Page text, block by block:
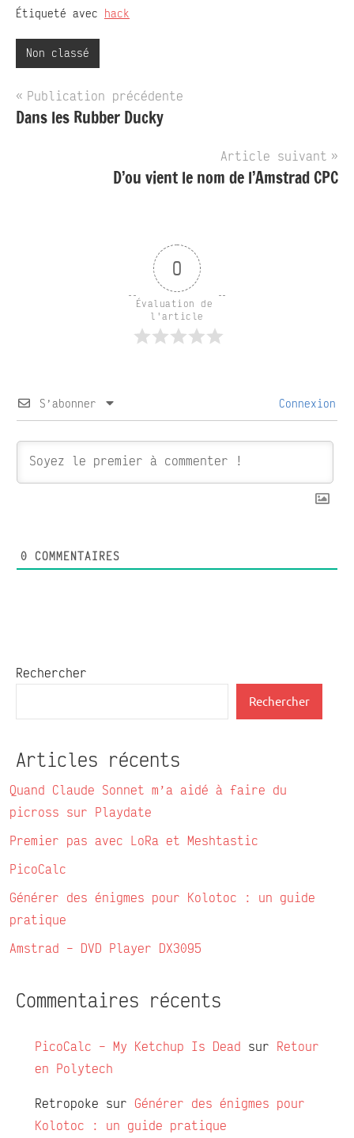
Étiqueté avec hack
Non classé
Navigation
de
Publication précédente
Dans les Rubber Ducky
Article suivant
D’ou vient le nom de l’Amstrad CPC
0
Évaluation de
l'article
S’abonner Connexion
0 COMMENTAIRES
Rechercher
Rechercher
Articles récents
Quand Claude Sonnet m’a aidé à faire du
picross sur Playdate
Premier pas avec LoRa et Meshtastic
PicoCalc
Générer des énigmes pour Kolotoc : un guide
pratique
Amstrad – DVD Player DX3095
Commentaires récents
PicoCalc – My Ketchup Is Dead sur Retour
en Polytech
Retropoke sur Générer des énigmes pour
Kolotoc : un guide pratique